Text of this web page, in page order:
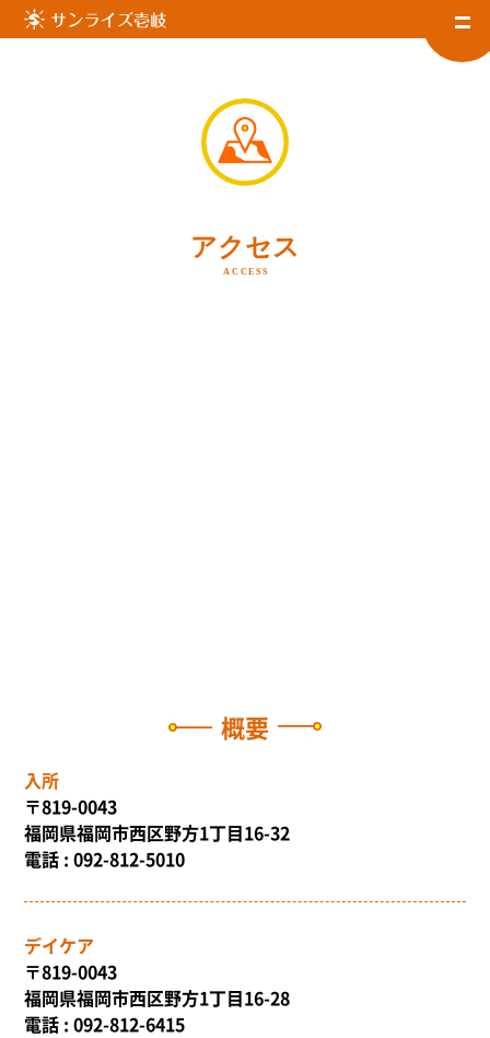
アクセス
ACCESS
概要
入所
〒819-0043
福岡県福岡市西区野方1丁目16-32
電話 : 092-812-5010
デイケア
〒819-0043
福岡県福岡市西区野方1丁目16-28
電話 : 092-812-6415